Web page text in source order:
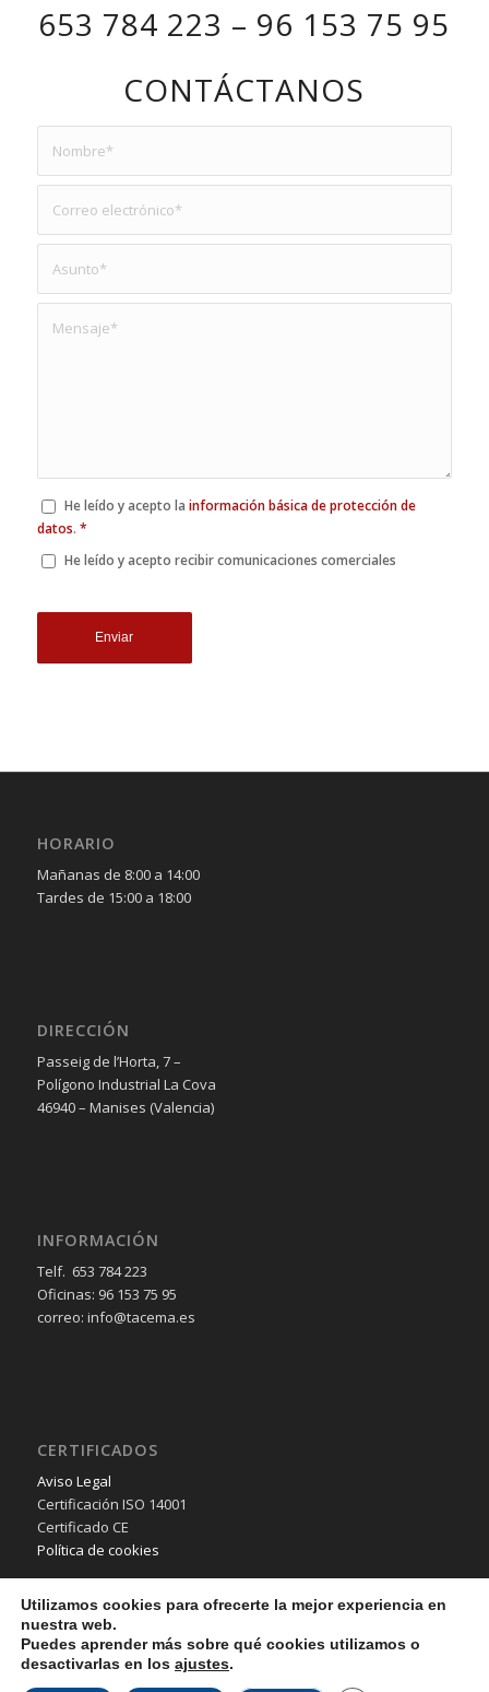
653 784 223 – 96 153 75 95
CONTÁCTANOS
He leído y acepto la información básica de protección de
datos. *
He leído y acepto recibir comunicaciones comerciales
HORARIO
Mañanas de 8:00 a 14:00
Tardes de 15:00 a 18:00
DIRECCIÓN
Passeig de l’Horta, 7 –
Polígono Industrial La Cova
46940 – Manises (Valencia)
INFORMACIÓN
Telf. 653 784 223
Oficinas: 96 153 75 95
correo: info@tacema.es
CERTIFICADOS
Aviso Legal
Certificación ISO 14001
Certificado CE
Política de cookies
Utilizamos cookies para ofrecerte la mejor experiencia en
nuestra web.
Puedes aprender más sobre qué cookies utilizamos o
desactivarlas en los ajustes.